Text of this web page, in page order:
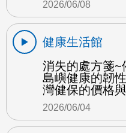
2026/06/08
健康生活館
消失的處方箋~
島嶼健康的韌
灣健保的價格
2026/06/04